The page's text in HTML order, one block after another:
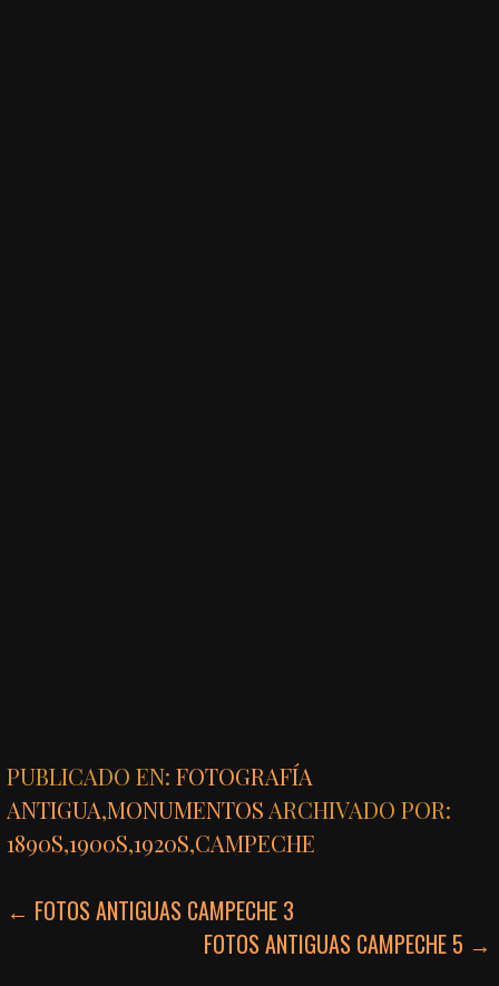
PUBLICADO EN:FOTOGRAFÍA
ANTIGUA,MONUMENTOS ARCHIVADO POR:
1890S,1900S,1920S,CAMPECHE
NAVEGACIÓN
← FOTOS ANTIGUAS CAMPECHE 3
FOTOS ANTIGUAS CAMPECHE 5 →